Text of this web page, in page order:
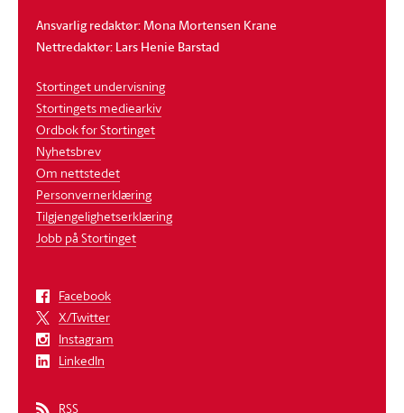
Ansvarlig redaktør: Mona Mortensen Krane
Nettredaktør: Lars Henie Barstad
Stortinget undervisning
Stortingets mediearkiv
Ordbok for Stortinget
Nyhetsbrev
Om nettstedet
Personvernerklæring
Tilgjengelighetserklæring
Jobb på Stortinget
Facebook
X/Twitter
Instagram
LinkedIn
RSS